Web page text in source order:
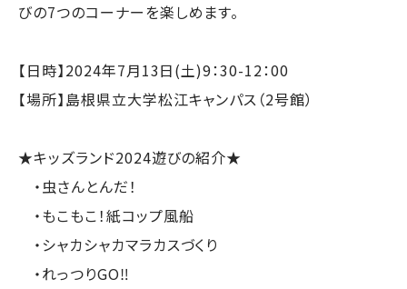
びの7つのコーナーを楽しめます。
【日時】2024年7月13日(土)9：30-12：00
【場所】島根県立大学松江キャンパス（2号館）
★キッズランド2024遊びの紹介★
・虫さんとんだ！
・もこもこ！紙コップ風船
・シャカシャカマラカスづくり
・れっつりGO‼